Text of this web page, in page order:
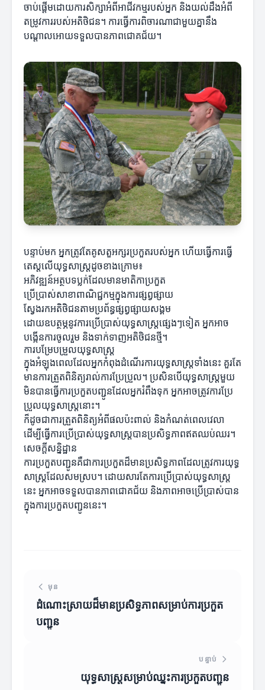
ចាប់ផ្តើមដោយការសិក្សាអំពីអាជីវកម្មរបស់អ្នក និងយល់ដឹងអំពី
តម្រូវការរបស់អតិថិជន។ ការធ្វើការពិចារណាជាមួយគ្នានឹង
បណ្តាលអោយទទួលបានភាពជោគជ័យ។
បន្ទាប់មក អ្នកត្រូវតែគូសតួអក្សរប្រកួតរបស់អ្នក ហើយធ្វើការធ្វើ
តេស្តលើយុទ្ធសាស្ត្រដូចខាងក្រោម៖
អភិវឌ្ឍន៍អត្ថបទប្លក់ដែលមានមាតិកាប្រកួត
ប្រើប្រាស់សាខាពាណិជ្ជកម្មក្នុងការផ្សព្វផ្សាយ
ស្វែងរកអតិថិជនតាមប្រព័ន្ធផ្សព្វផ្សាយសង្គម
ដោយឧបត្ថម្ភនូវការប្រើប្រាស់យុទ្ធសាស្ត្រផ្សេងៗទៀត អ្នកអាច
បង្កើនការចូលរួម និងទាក់ទាញអតិថិជនថ្មី។
ការបម្រែបម្រួលយុទ្ធសាស្ត្រ
ក្នុងអំឡុងពេលដែលអ្នកកំពុងដំណើរការយុទ្ធសាស្ត្រទាំងនេះ គួរតែ
មានការត្រួតពិនិត្យរាល់ការប្រែប្រួល។ ប្រសិនបើយុទ្ធសាស្ត្រមួយ
មិនបានធ្វើការប្រកួតបញ្ជូនដែលអ្នករំពឹងទុក អ្នកអាចត្រូវការប្រែ
ប្រួលយុទ្ធសាស្ត្រនោះ។
ក៏ដូចជាការត្រួតពិនិត្យអំពីផលប៉ះពាល់ និងកំណត់ពេលវេលា
ដើម្បីធ្វើការប្រើប្រាស់យុទ្ធសាស្ត្របានប្រសិទ្ធភាពឥតឈប់ឈរ។
សេចក្តីសន្និដ្ឋាន
ការប្រកួតបញ្ជូនគឺជាការប្រកួតដ៏មានប្រសិទ្ធភាពដែលត្រូវការយុទ្ធ
សាស្ត្រដែលសមស្រប។ ដោយសារតែការប្រើប្រាស់យុទ្ធសាស្ត្រ
នេះ អ្នកអាចទទួលបានភាពជោគជ័យ និងភាពអាចប្រើប្រាស់បាន
ក្នុងការប្រកួតបញ្ជូននេះ។
មុន
ដំណោះស្រាយដ៏មានប្រសិទ្ធភាពសម្រាប់ការប្រកួត
បញ្ជូន
បន្ទាប់
យុទ្ធ​សាស្ត្រ​សម្រាប់​ឈ្នះ​ការប្រកួតបញ្ជូន